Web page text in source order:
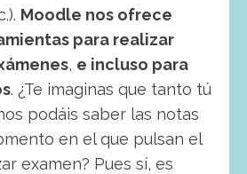
Moodle nos ofrece
para realizar
, e incluso para
. ¿Te imaginas que tanto tú
podáis saber las notas
en el que pulsan el
examen? Pues sí, es